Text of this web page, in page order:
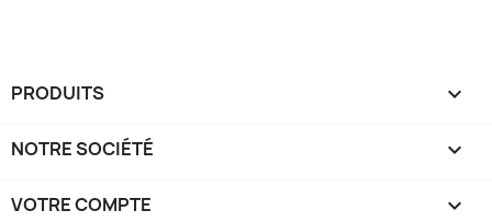
PRODUITS 
NOTRE SOCIÉTÉ 
VOTRE COMPTE 